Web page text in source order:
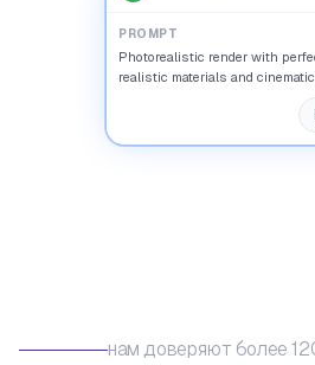
PROMPT
Photorealistic render with
realistic materials and cinematic
нам доверяют более